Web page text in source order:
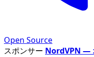
Open Source
スポンサー NordVPN —